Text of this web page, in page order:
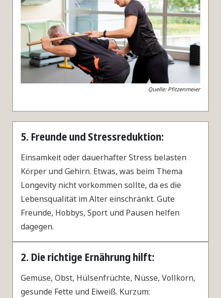
Quelle: Pfitzenmeier
5. Freunde und Stressreduktion:
Einsamkeit oder dauerhafter Stress belasten
Körper und Gehirn. Etwas, was beim Thema
Longevity nicht vorkommen sollte, da es die
Lebensqualität im Alter einschränkt. Gute
Freunde, Hobbys, Sport und Pausen helfen
dagegen.
2. Die richtige Ernährung hilft:
Gemüse, Obst, Hülsenfrüchte, Nüsse, Vollkorn,
gesunde Fette und Eiweiß. Kurzum: